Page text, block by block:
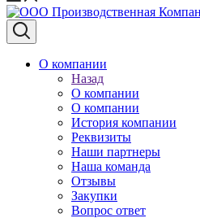
О компании
Назад
О компании
О компании
История компании
Реквизиты
Наши партнеры
Наша команда
Отзывы
Закупки
Вопрос ответ